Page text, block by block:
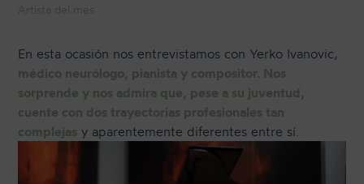
CONTACTO
NEWSLETTER
Artista del mes
En esta ocasión nos entrevistamos con Yerko Ivanovic,
médico neurólogo, pianista y compositor. Nos
sorprende y nos admira que, pese a su juventud,
cuente con dos trayectorias profesionales tan
complejas y aparentemente diferentes entre sí.